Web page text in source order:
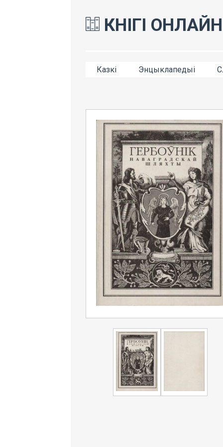
КНІГІ ОНЛАЙН
Казкі Энцыклапедыі